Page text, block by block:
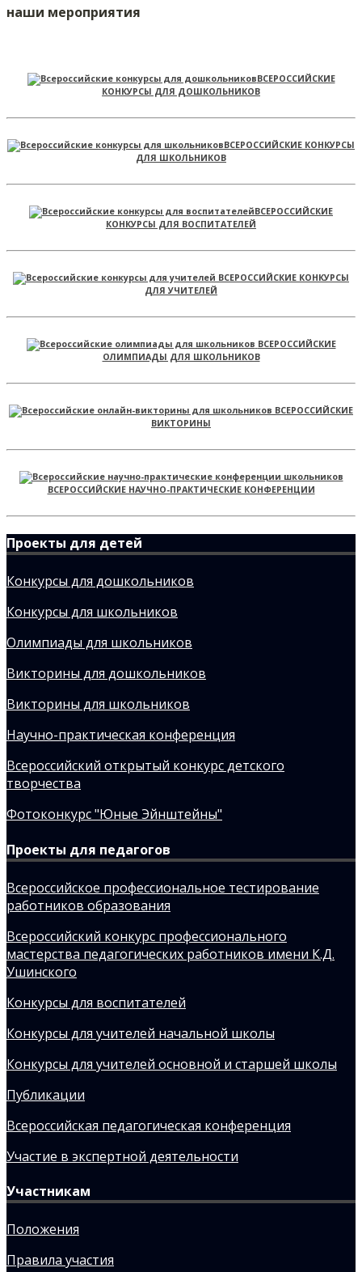
наши мероприятия
ВСЕРОССИЙСКИЕ
КОНКУРСЫ ДЛЯ ДОШКОЛЬНИКОВ
ВСЕРОССИЙСКИЕ КОНКУРСЫ
ДЛЯ ШКОЛЬНИКОВ
ВСЕРОССИЙСКИЕ
КОНКУРСЫ ДЛЯ ВОСПИТАТЕЛЕЙ
ВСЕРОССИЙСКИЕ КОНКУРСЫ
ДЛЯ УЧИТЕЛЕЙ
ВСЕРОССИЙСКИЕ
ОЛИМПИАДЫ ДЛЯ ШКОЛЬНИКОВ
ВСЕРОССИЙСКИЕ
ВИКТОРИНЫ
ВСЕРОССИЙСКИЕ НАУЧНО-ПРАКТИЧЕСКИЕ КОНФЕРЕНЦИИ
Проекты для детей
Конкурсы для дошкольников
Конкурсы для школьников
Олимпиады для школьников
Викторины для дошкольников
Викторины для школьников
Научно-практическая конференция
Всероссийский открытый конкурс детского
творчества
Фотоконкурс "Юные Эйнштейны"
Проекты для педагогов
Всероссийское профессиональное тестирование
работников образования
Всероссийский конкурс профессионального
мастерства педагогических работников имени К.Д.
Ушинского
Конкурсы для воспитателей
Конкурсы для учителей начальной школы
Конкурсы для учителей основной и старшей школы
Публикации
Всероссийская педагогическая конференция
Участие в экспертной деятельности
Участникам
Положения
Правила участия